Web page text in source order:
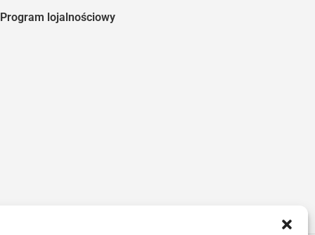
Program lojalnościowy